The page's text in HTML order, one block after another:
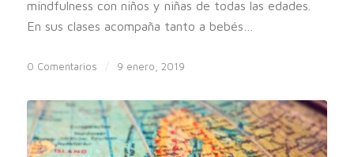
mindfulness con niños y niñas de todas las edades.
En sus clases acompaña tanto a bebés…
0 Comentarios / 9 enero, 2019